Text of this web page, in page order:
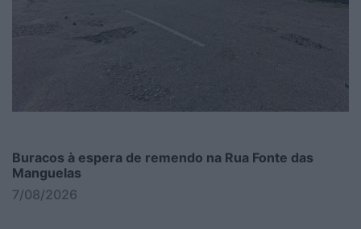
Buracos à espera de remendo na Rua Fonte das
Manguelas
7/08/2026